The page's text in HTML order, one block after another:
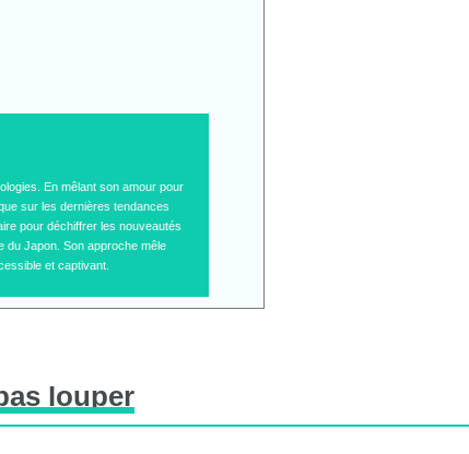
En mêlant son amour pour
sur les dernières tendances
pour déchiffrer les nouveautés
du Japon. Son approche mêle
et captivant.
louper